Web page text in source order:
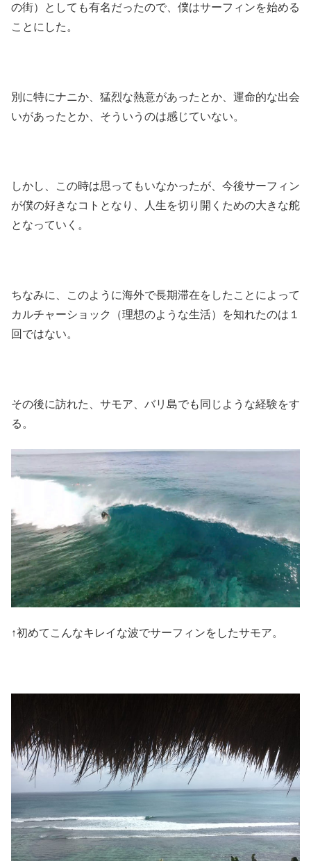
の街）としても有名だったので、僕はサーフィンを始める
ことにした。
別に特にナニか、猛烈な熱意があったとか、運命的な出会
いがあったとか、そういうのは感じていない。
しかし、この時は思ってもいなかったが、今後サーフィン
が僕の好きなコトとなり、人生を切り開くための大きな舵
となっていく。
ちなみに、このように海外で長期滞在をしたことによって
カルチャーショック（理想のような生活）を知れたのは１
回ではない。
その後に訪れた、サモア、バリ島でも同じような経験をす
る。
↑初めてこんなキレイな波でサーフィンをしたサモア。